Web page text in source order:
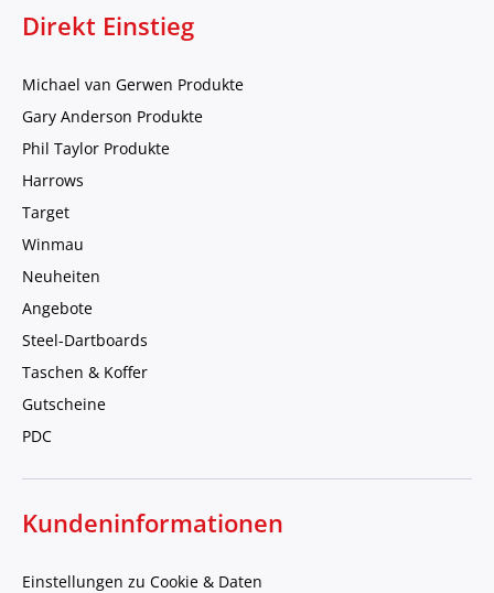
Direkt Einstieg
Michael van Gerwen Produkte
Gary Anderson Produkte
Phil Taylor Produkte
Harrows
Target
Winmau
Neuheiten
Angebote
Steel-Dartboards
Taschen & Koffer
Gutscheine
PDC
Kundeninformationen
Einstellungen zu Cookie & Daten